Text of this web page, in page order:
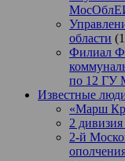
области
Филиал
по 12 ГУ
Известные
«Марш
2
2-й